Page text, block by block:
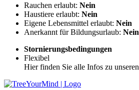
Rauchen erlaubt: Nein
Haustiere erlaubt: Nein
Eigene Lebensmittel erlaubt: Nein
Anerkannt für Bildungsurlaub: Nein
Stornierungsbedingungen
Flexibel
Hier finden Sie alle Infos zu unseren